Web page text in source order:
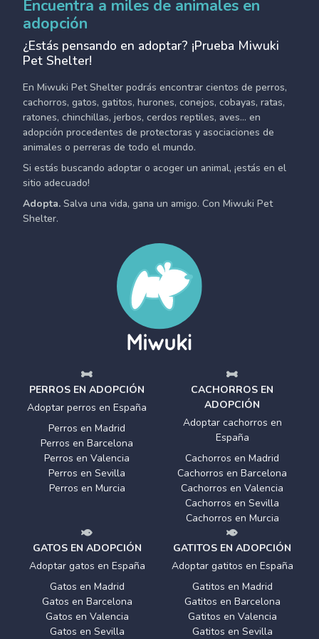
Encuentra a miles de animales en
adopción
¿Estás pensando en adoptar? ¡Prueba Miwuki
Pet Shelter!
En Miwuki Pet Shelter podrás encontrar cientos de perros,
cachorros, gatos, gatitos, hurones, conejos, cobayas, ratas,
ratones, chinchillas, jerbos, cerdos reptiles, aves... en
adopción procedentes de protectoras y asociaciones de
animales o perreras de todo el mundo.
Si estás buscando adoptar o acoger un animal, ¡estás en el
sitio adecuado!
Adopta. Salva una vida, gana un amigo. Con Miwuki Pet
Shelter.
PERROS EN ADOPCIÓN
Adoptar perros en España
Perros en Madrid
Perros en Barcelona
Perros en Valencia
Perros en Sevilla
Perros en Murcia
CACHORROS EN
ADOPCIÓN
Adoptar cachorros en
España
Cachorros en Madrid
Cachorros en Barcelona
Cachorros en Valencia
Cachorros en Sevilla
Cachorros en Murcia
GATOS EN ADOPCIÓN
Adoptar gatos en España
Gatos en Madrid
Gatos en Barcelona
Gatos en Valencia
Gatos en Sevilla
GATITOS EN ADOPCIÓN
Adoptar gatitos en España
Gatitos en Madrid
Gatitos en Barcelona
Gatitos en Valencia
Gatitos en Sevilla